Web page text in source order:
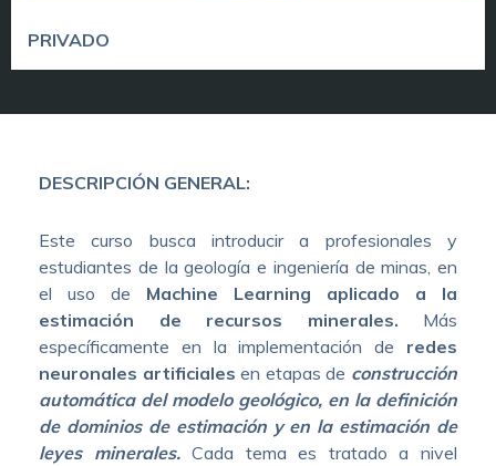
PRIVADO
DESCRIPCIÓN GENERAL:
Este curso busca introducir a profesionales y
estudiantes de la geología e ingeniería de minas, en
el uso de Machine Learning aplicado a la
estimación de recursos minerales. Más
específicamente en la implementación de redes
neuronales artificiales en etapas de construcción
automática del modelo geológico, en la definición
de dominios de estimación y en la estimación de
leyes minerales.Cada tema es tratado a nivel